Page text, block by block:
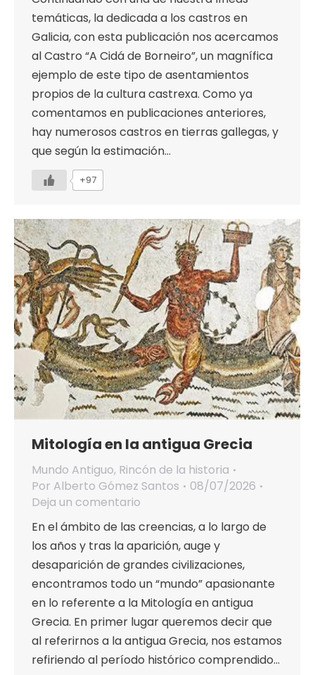
temáticas, la dedicada a los castros en
Galicia, con esta publicación nos acercamos
al Castro “A Cidá de Borneiro”, un magnífica
ejemplo de este tipo de asentamientos
propios de la cultura castrexa. Como ya
comentamos en publicaciones anteriores,
hay numerosos castros en tierras gallegas, y
que según la estimación…
+97
Mitología en la antigua Grecia
Mundo Antiguo, Rincón de la historia
Por Alberto Gómez Santos
08/07/2026
Deja un comentario
En el ámbito de las creencias, a lo largo de
los años y tras la aparición, auge y
desaparición de grandes civilizaciones,
encontramos todo un “mundo” apasionante
en lo referente a la Mitología en antigua
Grecia. En primer lugar queremos decir que
al referirnos a la antigua Grecia, nos estamos
refiriendo al período histórico comprendido…